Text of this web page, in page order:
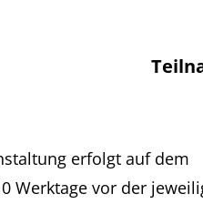
erfolgt auf dem
Werktage vor der